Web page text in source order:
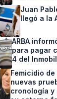
Juan
llegó a la
ARBA
para pagar
4 del
Femicidio
nuevas
cronología y